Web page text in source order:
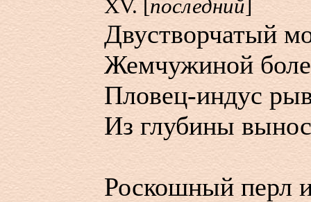
XV. [последний]
Двустворчатый
Жемчужиной
Пловец-индус
Из глубины
Роскошный перл